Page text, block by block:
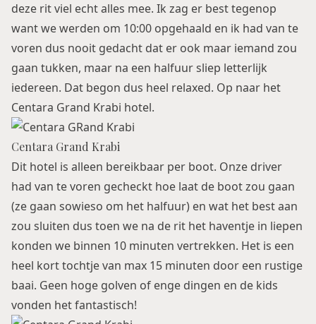
deze rit viel echt alles mee. Ik zag er best tegenop
want we werden om 10:00 opgehaald en ik had van te
voren dus nooit gedacht dat er ook maar iemand zou
gaan tukken, maar na een halfuur sliep letterlijk
iedereen. Dat begon dus heel relaxed. Op naar het
Centara Grand Krabi hotel.
Centara Grand Krabi
Dit hotel is alleen bereikbaar per boot. Onze driver
had van te voren gecheckt hoe laat de boot zou gaan
(ze gaan sowieso om het halfuur) en wat het best aan
zou sluiten dus toen we na de rit het haventje in liepen
konden we binnen 10 minuten vertrekken. Het is een
heel kort tochtje van max 15 minuten door een rustige
baai. Geen hoge golven of enge dingen en de kids
vonden het fantastisch!